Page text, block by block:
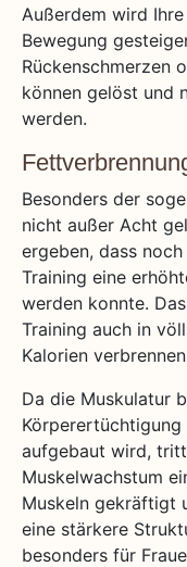
Außerdem wird
Bewegung
Rückenschmerzen
können gelöst und
werden.
Besonders der
nicht außer Acht
ergeben, dass
Training eine
werden konnte.
Training auch in
Kalorien
Da die Muskulatur
aufgebaut wird,
Muskelwachstum
Muskeln gekräftigt
eine stärkere
besonders für